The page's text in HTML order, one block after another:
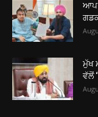
ਆਪ
ਮੁੱਖ
ਵੱਲੋਂ